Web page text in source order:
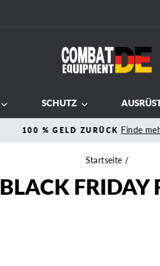
SCHUTZ
Pause
Diashow
100 % GELD ZURÜCK Finde
Startseite /
BLACK FRIDAY